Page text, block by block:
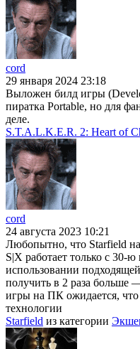
cord
29 января 2024 23:18
Выложен билд игры
пиратка Portable, но для
деле.
S.T.A.L.K.E.R. 2: Heart of
cord
24 августа 2023 10:21
Любопытно, что Starfield
S|X работает только с 30-
использовании
получить в 2 раза больше
игры на ПК ожидается, что
технологии
Starfield из категории